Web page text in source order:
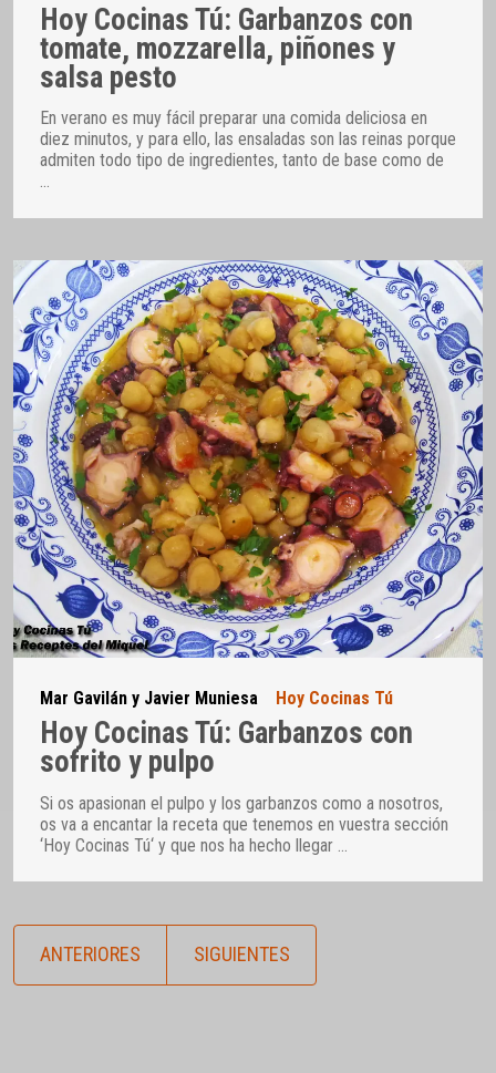
Hoy Cocinas Tú: Garbanzos con
tomate, mozzarella, piñones y
salsa pesto
En verano es muy fácil preparar una comida deliciosa en
diez minutos, y para ello, las ensaladas son las reinas porque
admiten todo tipo de ingredientes, tanto de base como de
…
Mar Gavilán y Javier Muniesa Hoy Cocinas Tú
Hoy Cocinas Tú: Garbanzos con
sofrito y pulpo
Si os apasionan el pulpo y los garbanzos como a nosotros,
os va a encantar la receta que tenemos en vuestra sección
‘Hoy Cocinas Tú‘ y que nos ha hecho llegar
ANTERIORES SIGUIENTES